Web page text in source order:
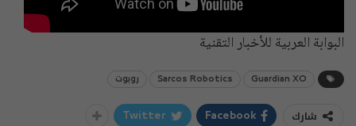
البوابة العربية للأخبار التقنية
Guardian XO
Sarcos Robotics روبوت
شارك Facebook
Twitter